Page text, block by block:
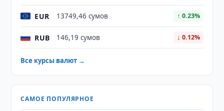
EUR 13749,46 сумов ↑ 0.23%
RUB 146,19 сумов ↓ 0.12%
Все курсы валют →
САМОЕ ПОПУЛЯРНОЕ